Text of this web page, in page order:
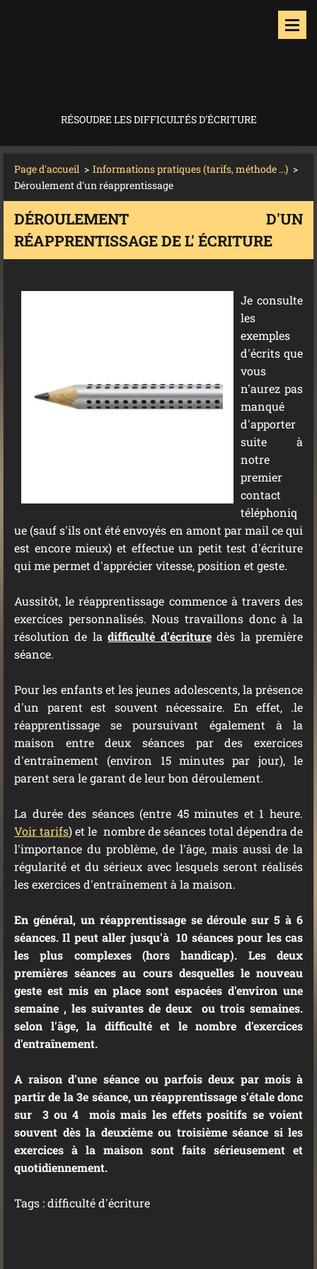
RÉSOUDRE LES DIFFICULTÉS D'ÉCRITURE
Page d'accueil > Informations pratiques (tarifs, méthode ...) >
Déroulement d'un réapprentissage
DÉROULEMENT D'UN
RÉAPPRENTISSAGE DE L' ÉCRITURE
Je consulte
les
exemples
d'écrits que
vous
n'aurez pas
manqué
d'apporter
suite à
notre
premier
contact
téléphoniq
ue (sauf s'ils ont été envoyés en amont par mail ce qui
est encore mieux) et effectue un petit test d'écriture
qui me permet d'apprécier vitesse, position et geste.
Aussitôt, le réapprentissage commence à travers des
exercices personnalisés. Nous travaillons donc à la
résolution de ladifficulté d'écrituredès la première
séance.
Pour les enfants et les jeunes adolescents, la présence
d'un parent est souvent nécessaire. En effet, .le
réapprentissage se poursuivant également à la
maison entre deux séances par des exercices
d'entraînement (environ 15 minutes par jour), le
parent sera le garant de leur bon déroulement.
La durée des séances (entre 45 minutes et 1 heure.
Voirtarifs)et le nombre de séances total dépendra de
l'importance du problème, de l'âge, mais aussi de la
régularité et du sérieux avec lesquels seront réalisés
les exercices d'entraînement à la maison.
En général, un réapprentissage se déroule sur 5 à 6
séances. Il peut aller jusqu'à 10 séances pour les cas
les plus complexes (hors handicap). Les deux
premières séances au cours desquelles le nouveau
geste est mis en place sont espacées d'environ une
semaine , les suivantes de deux ou trois semaines.
selon l'âge, la difficulté et le nombre d'exercices
d'entraînement.
A raison d'une séance ou parfois deux par mois à
partir de la 3e séance, un réapprentissage s'étale donc
sur 3 ou 4 mois mais les effets positifs se voient
souvent dès la deuxième ou troisième séance si les
exercices à la maison sont faits sérieusement et
quotidiennement.
Tags : difficulté d'écriture